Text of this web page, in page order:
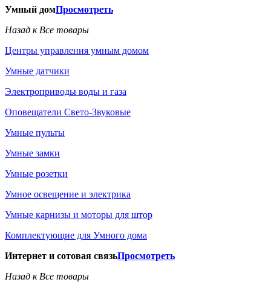
Умный домПросмотреть
Назад к Все товары
Центры управления умным домом
Умные датчики
Электроприводы воды и газа
Оповещатели Свето-Звуковые
Умные пульты
Умные замки
Умные розетки
Умное освещение и электрика
Умные карнизы и моторы для штор
Комплектующие для Умного дома
Интернет и сотовая связьПросмотреть
Назад к Все товары